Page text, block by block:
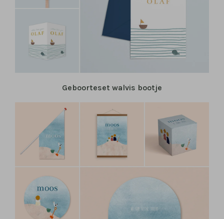
Geboorteset walvis bootje